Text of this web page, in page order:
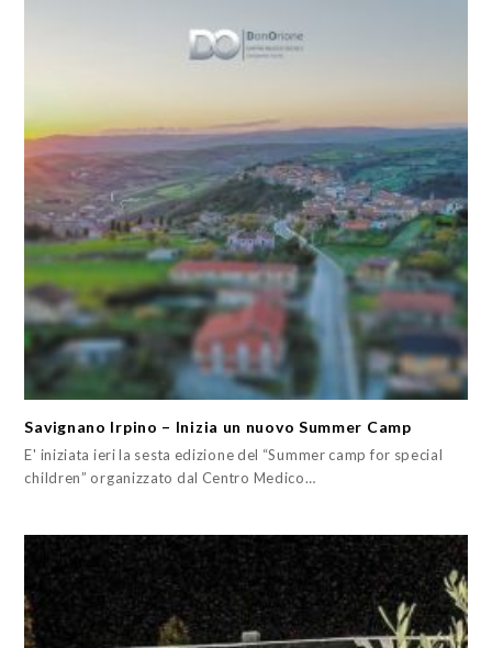
Savignano Irpino – Inizia un nuovo Summer Camp
E' iniziata ieri la sesta edizione del “Summer camp for special
children” organizzato dal Centro Medico…